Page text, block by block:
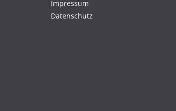
Impressum
Datenschutz